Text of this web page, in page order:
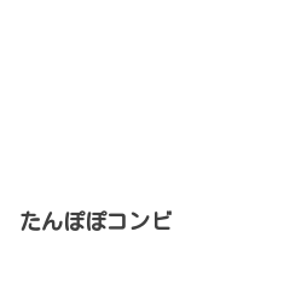
たんぽぽコンビ